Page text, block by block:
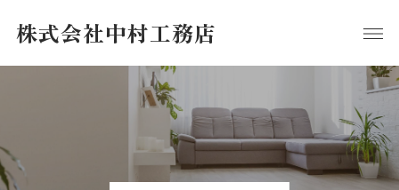
株式会社中村工務店